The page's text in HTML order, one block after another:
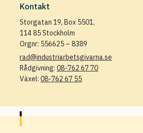
Kontakt
Storgatan 19, Box 5501,
114 85 Stockholm
Orgnr: 556625 – 8389
rad@industriarbetsgivarna.se
Rådgivning: 08-762 67 70
Växel: 08-762 67 55